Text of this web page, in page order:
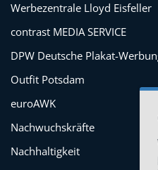
Werbezentrale Lloyd Eisfeller
contrast MEDIA SERVICE
DPW Deutsche Plakat-
Outfit Potsdam
euroAWK
Nachwuchskräfte
Nachhaltigkeit